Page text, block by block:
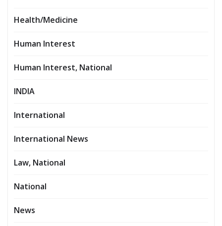
Health/Medicine
Human Interest
Human Interest, National
INDIA
International
International News
Law, National
National
News